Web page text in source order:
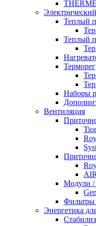
Теплый
Теплый
Наборы
Вентиляция
Модули /
Фильтры
Энергетика